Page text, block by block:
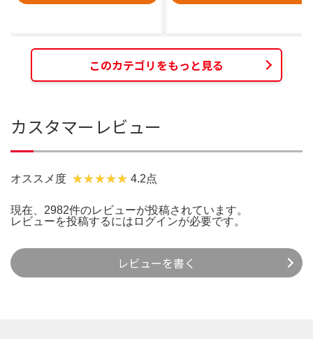
このカテゴリをもっと見る
カスタマーレビュー
オススメ度 4.2点
現在、2982件のレビューが投稿されています。
レビューを投稿するには ログインが必要です。
レビューを書く